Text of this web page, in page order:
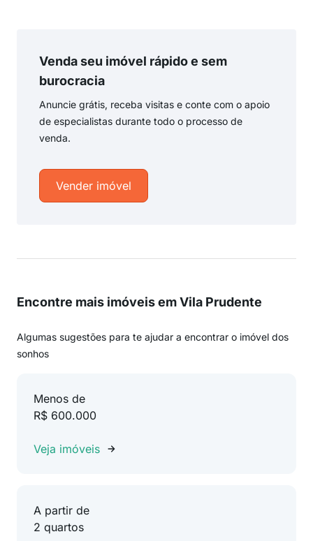
Venda seu imóvel rápido e sem
burocracia
Anuncie grátis, receba visitas e conte com o apoio
de especialistas durante todo o processo de
venda.
Vender imóvel
Encontre mais imóveis em Vila Prudente
Algumas sugestões para te ajudar a encontrar o imóvel dos
sonhos
Menos de
R$ 600.000
Veja imóveis
A partir de
2 quartos